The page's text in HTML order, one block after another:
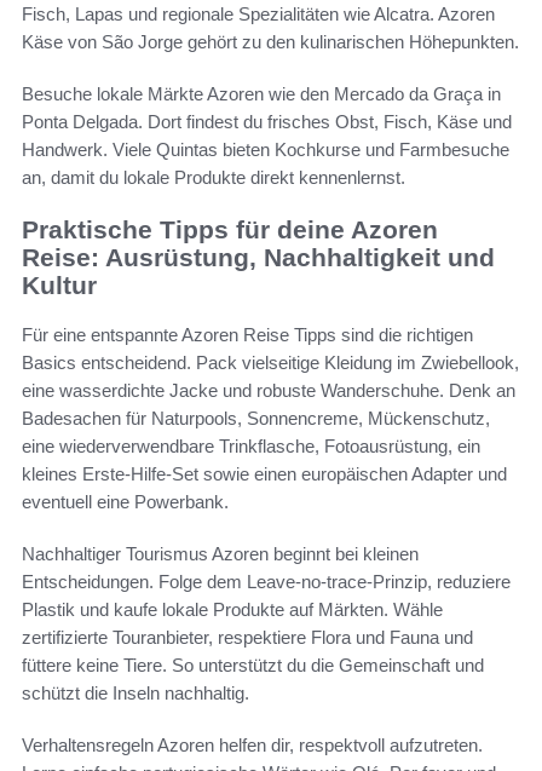
Fisch, Lapas und regionale Spezialitäten wie Alcatra. Azoren
Käse von São Jorge gehört zu den kulinarischen Höhepunkten.
Besuche lokale Märkte Azoren wie den Mercado da Graça in
Ponta Delgada. Dort findest du frisches Obst, Fisch, Käse und
Handwerk. Viele Quintas bieten Kochkurse und Farmbesuche
an, damit du lokale Produkte direkt kennenlernst.
Praktische Tipps für deine Azoren
Reise: Ausrüstung, Nachhaltigkeit und
Kultur
Für eine entspannte Azoren Reise Tipps sind die richtigen
Basics entscheidend. Pack vielseitige Kleidung im Zwiebellook,
eine wasserdichte Jacke und robuste Wanderschuhe. Denk an
Badesachen für Naturpools, Sonnencreme, Mückenschutz,
eine wiederverwendbare Trinkflasche, Fotoausrüstung, ein
kleines Erste-Hilfe-Set sowie einen europäischen Adapter und
eventuell eine Powerbank.
Nachhaltiger Tourismus Azoren beginnt bei kleinen
Entscheidungen. Folge dem Leave-no-trace-Prinzip, reduziere
Plastik und kaufe lokale Produkte auf Märkten. Wähle
zertifizierte Touranbieter, respektiere Flora und Fauna und
füttere keine Tiere. So unterstützt du die Gemeinschaft und
schützt die Inseln nachhaltig.
Verhaltensregeln Azoren helfen dir, respektvoll aufzutreten.